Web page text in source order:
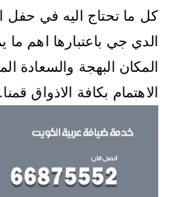
كل ما تحتاج اليه في
الدي جي باعتبارها اهم
المكان البهجة والسعادة
الاهتمام بكافة الاذواق